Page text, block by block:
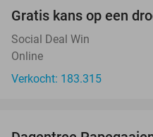
Gratis kans op een
Social Deal Win
Online
Verkocht: 183.315